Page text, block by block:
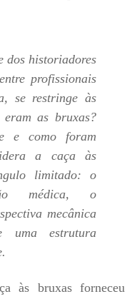
dos historiadores
profissionais
se restringe às
eram as bruxas?
e como foram
a caça às
limitado: o
médica, o
mecânica
estrutura
às bruxas forneceu